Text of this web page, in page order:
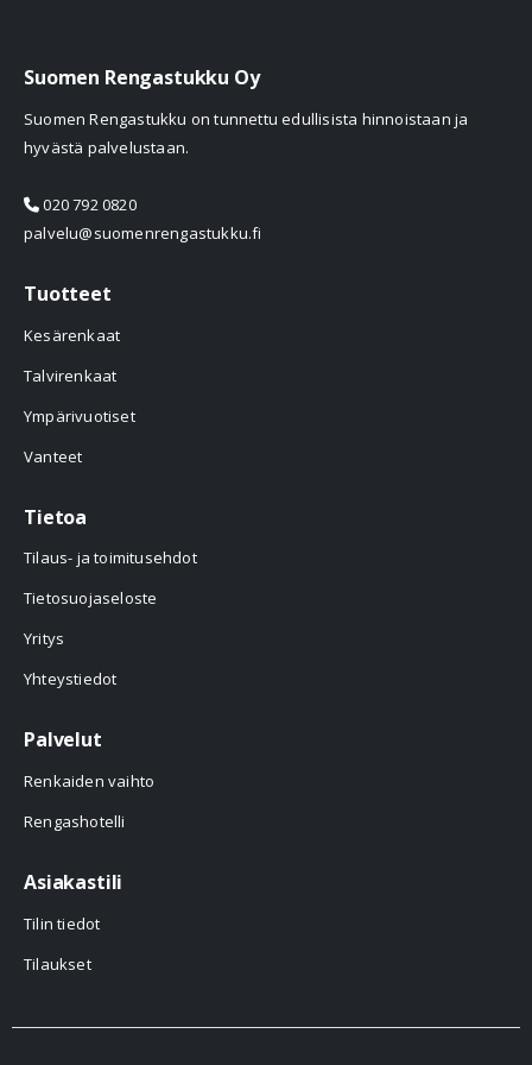
Suomen Rengastukku Oy
Suomen Rengastukku on tunnettu edullisista hinnoistaan ja
hyvästä palvelustaan.
020 792 0820
palvelu@suomenrengastukku.fi
Tuotteet
Kesärenkaat
Talvirenkaat
Ympärivuotiset
Vanteet
Tietoa
Tilaus- ja toimitusehdot
Tietosuojaseloste
Yritys
Yhteystiedot
Palvelut
Renkaiden vaihto
Rengashotelli
Asiakastili
Tilin tiedot
Tilaukset